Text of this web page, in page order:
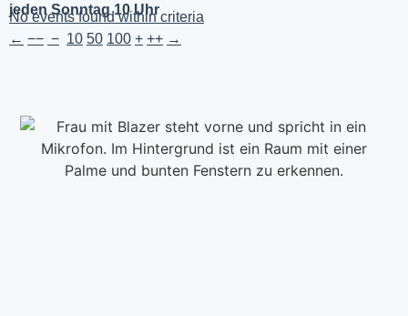
jeden Sonntag 10 Uhr
No events found within criteria
← −− − 10 50 100 + ++ →